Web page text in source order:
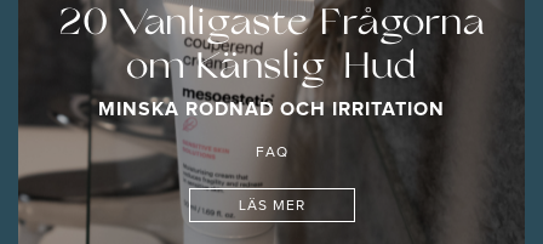
20 Vanligaste Frågorna
om Känslig Hud
MINSKA RODNAD OCH IRRITATION
FAQ
LÄS MER